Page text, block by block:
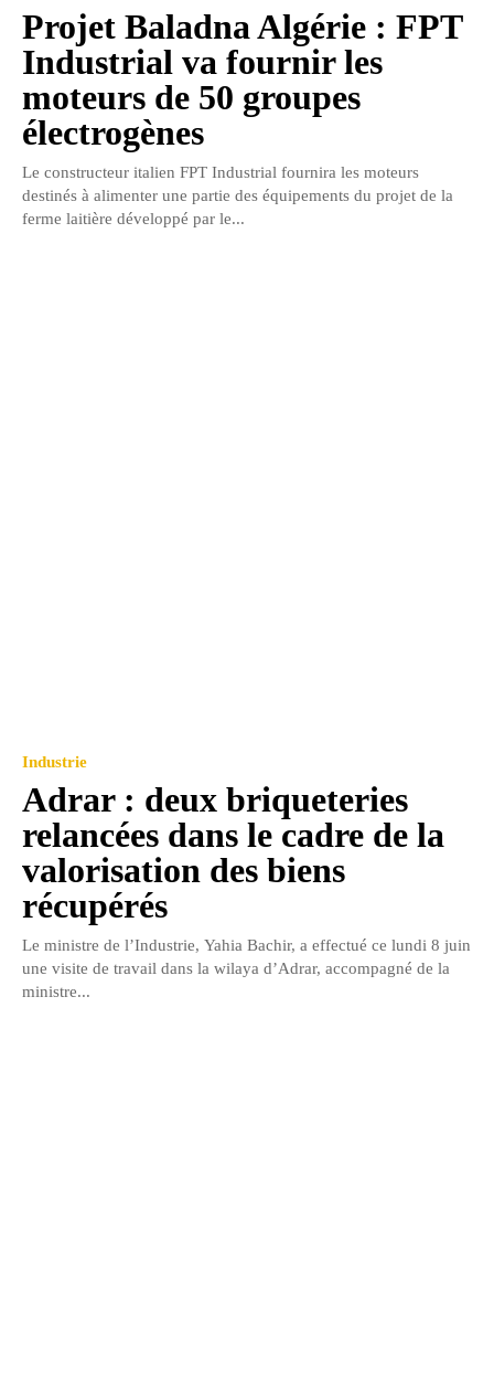
Projet Baladna Algérie : FPT
Industrial va fournir les
moteurs de 50 groupes
électrogènes
Le constructeur italien FPT Industrial fournira les moteurs
destinés à alimenter une partie des équipements du projet de la
ferme laitière développé par le...
Industrie
Adrar : deux briqueteries
relancées dans le cadre de la
valorisation des biens
récupérés
Le ministre de l’Industrie, Yahia Bachir, a effectué ce lundi 8 juin
une visite de travail dans la wilaya d’Adrar, accompagné de la
ministre...